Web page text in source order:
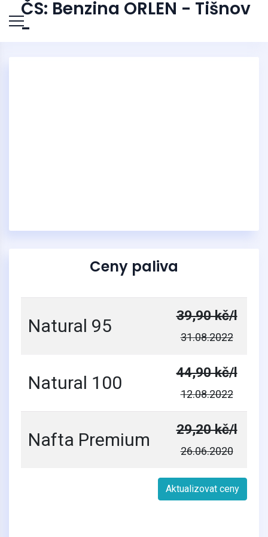
ČS: Benzina ORLEN - Tišnov
-
Ceny paliva
Natural 95 39,90 kč/l
31.08.2022
Natural 100 44,90 kč/l
12.08.2022
Nafta Premium 29,20 kč/l
26.06.2020
Aktualizovat ceny